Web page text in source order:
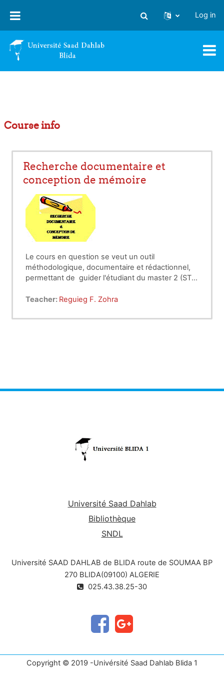
Toggle search input
Log in
Course info
Recherche documentaire et
conception de mémoire
Le cours en question se veut un outil
méthodologique, documentaire et rédactionnel,
permettant de guider l'étudiant du master 2 (ST,
recherche scientifique, selon des codes
de la recherche et les techniques linguistes de la
Teacher: Reguieg F. Zohra
Université Saad Dahlab
Bibliothèque
SNDL
Université SAAD DAHLAB de BLIDA route de SOUMAA BP
270 BLIDA(09100) ALGERIE
025.43.38.25-30
Copyright © 2019 -Univérsité Saad Dahlab Blida 1